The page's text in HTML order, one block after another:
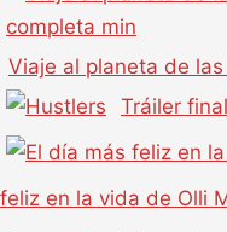
Viaje al planeta de
Tráiler
feliz en la vida de Olli